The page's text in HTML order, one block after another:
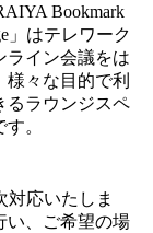
Bookmark
」はテレワーク
ライン会議をは
様々な目的で利
るラウンジスペ
。
応いたしま
い、ご希望の場